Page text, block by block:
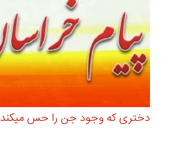
دختری که وجود جن را حس میکند